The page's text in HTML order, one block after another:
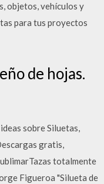
objetos, vehículos y
para tus proyectos
de hojas.
sobre Siluetas,
gratis,
totalmente
Figueroa "Silueta de